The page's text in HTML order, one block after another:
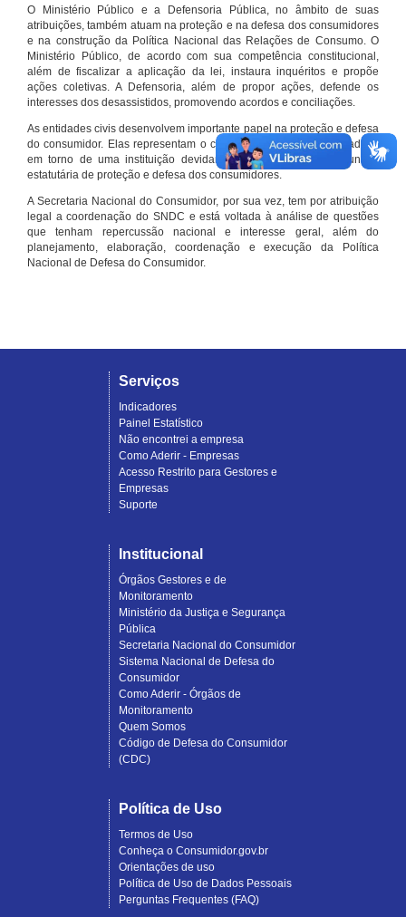
O Ministério Público e a Defensoria Pública, no âmbito de suas
atribuições, também atuam na proteção e na defesa dos consumidores
e na construção da Política Nacional das Relações de Consumo. O
Ministério Público, de acordo com sua competência constitucional,
além de fiscalizar a aplicação da lei, instaura inquéritos e propõe
ações coletivas. A Defensoria, além de propor ações, defende os
interesses dos desassistidos, promovendo acordos e conciliações.
As entidades civis desenvolvem importante papel na proteção e defesa
do consumidor. Elas representam o conjunto organizado de cidadãos
em torno de uma instituição devidamente registrada e com função
estatutária de proteção e defesa dos consumidores.
A Secretaria Nacional do Consumidor, por sua vez, tem por atribuição
legal a coordenação do SNDC e está voltada à análise de questões
que tenham repercussão nacional e interesse geral, além do
planejamento, elaboração, coordenação e execução da Política
Nacional de Defesa do Consumidor.
Serviços
Indicadores
Painel Estatístico
Não encontrei a empresa
Como Aderir - Empresas
Acesso Restrito para Gestores e
Empresas
Suporte
Institucional
Órgãos Gestores e de
Monitoramento
Ministério da Justiça e Segurança
Pública
Secretaria Nacional do Consumidor
Sistema Nacional de Defesa do
Consumidor
Como Aderir - Órgãos de
Monitoramento
Quem Somos
Código de Defesa do Consumidor
(CDC)
Política de Uso
Termos de Uso
Conheça o Consumidor.gov.br
Orientações de uso
Política de Uso de Dados Pessoais
Perguntas Frequentes (FAQ)